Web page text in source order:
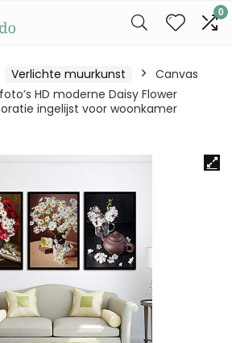
0
Verlichte muurkunst
Canvas
HD moderne Daisy Flower
ingelijst voor woonkamer